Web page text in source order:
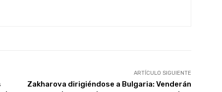
ARTÍCULO SIGUIENTE
Zakharova dirigiéndose a Bulgaria: Venderán